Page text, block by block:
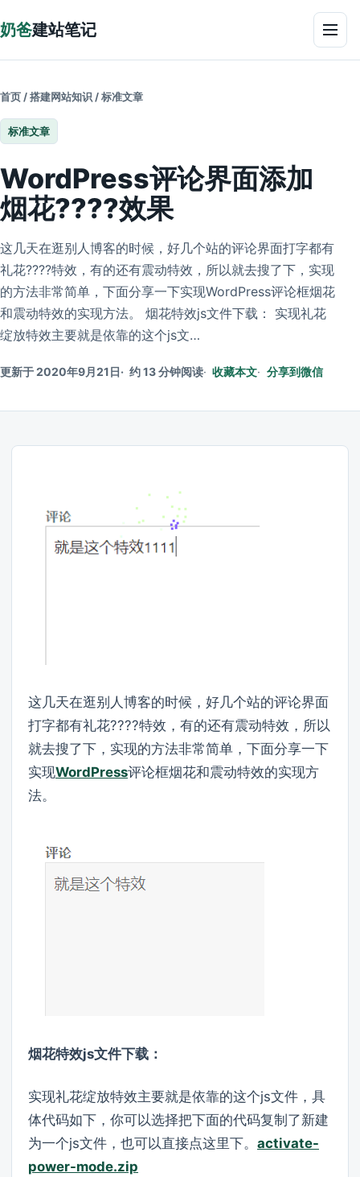
奶爸建站笔记 菜单
首页 /搭建网站知识 /标准文章
标准文章
WordPress评论界面添加
烟花????效果
这几天在逛别人博客的时候，好几个站的评论界面打字都有
礼花????特效，有的还有震动特效，所以就去搜了下，实现
的方法非常简单，下面分享一下实现WordPress评论框烟花
和震动特效的实现方法。 烟花特效js文件下载： 实现礼花
绽放特效主要就是依靠的这个js文…
更新于 2020年9月21日 约 13 分钟阅读 收藏本文 分享到微信
这几天在逛别人博客的时候，好几个站的评论界面
打字都有礼花????特效，有的还有震动特效，所以
就去搜了下，实现的方法非常简单，下面分享一下
实现WordPress评论框烟花和震动特效的实现方
法。
烟花特效js文件下载：
实现礼花绽放特效主要就是依靠的这个js文件，具
体代码如下，你可以选择把下面的代码复制了新建
为一个js文件，也可以直接点这里下。 activate-
power-mode.zip